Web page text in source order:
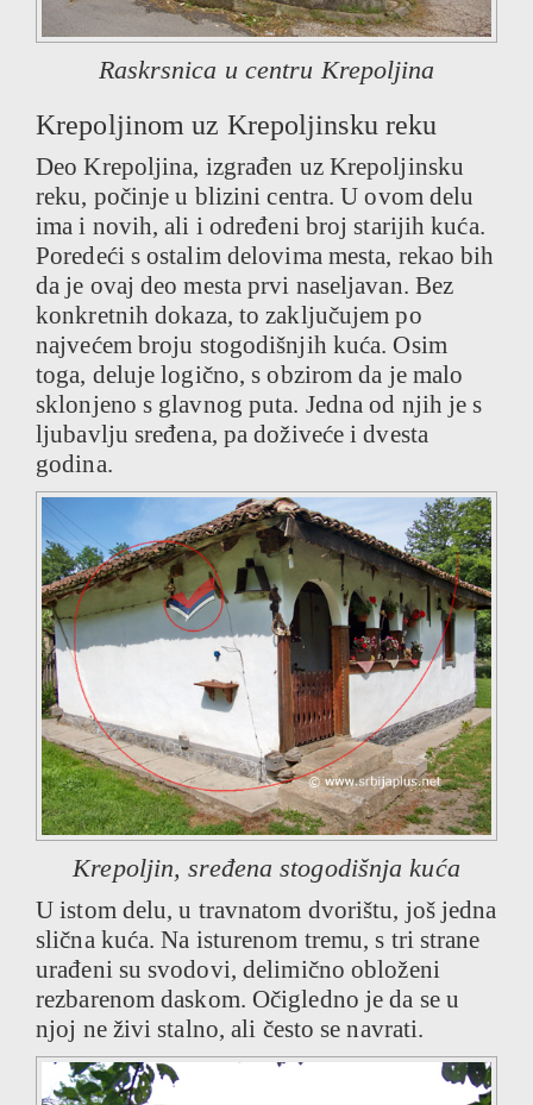
Raskrsnica u centru Krepoljina
Krepoljinom uz Krepoljinsku reku
Deo Krepoljina, izgrađen uz Krepoljinsku
reku, počinje u blizini centra. U ovom delu
ima i novih, ali i određeni broj starijih kuća.
Poredeći s ostalim delovima mesta, rekao bih
da je ovaj deo mesta prvi naseljavan. Bez
konkretnih dokaza, to zaključujem po
najvećem broju stogodišnjih kuća. Osim
toga, deluje logično, s obzirom da je malo
sklonjeno s glavnog puta. Jedna od njih je s
ljubavlju sređena, pa doživeće i dvesta
godina.
Krepoljin, sređena stogodišnja kuća
U istom delu, u travnatom dvorištu, još jedna
slična kuća. Na isturenom tremu, s tri strane
urađeni su svodovi, delimično obloženi
rezbarenom daskom. Očigledno je da se u
njoj ne živi stalno, ali često se navrati.